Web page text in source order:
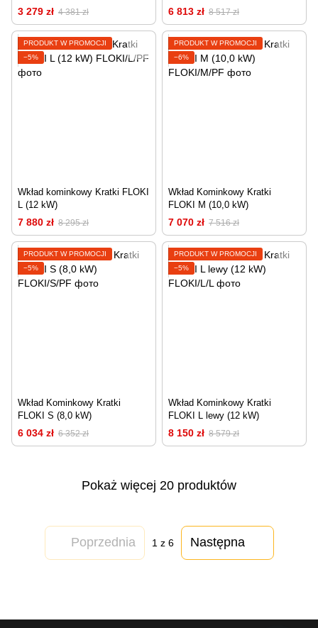
3 279 zł 4 381 zł 6 813 zł 8 517 zł
PRODUKT W PROMOCJI
−5%
Wkład kominkowy Kratki FLOKI
L (12 kW)
7 880 zł 8 295 zł
PRODUKT W PROMOCJI
−6%
Wkład Kominkowy Kratki
FLOKI M (10,0 kW)
7 070 zł 7 516 zł
PRODUKT W PROMOCJI
−5%
Wkład Kominkowy Kratki
FLOKI S (8,0 kW)
6 034 zł 6 352 zł
PRODUKT W PROMOCJI
−5%
Wkład Kominkowy Kratki
FLOKI L lewy (12 kW)
8 150 zł 8 579 zł
Pokaż więcej 20 produktów
Poprzednia 1 z 6 Następna